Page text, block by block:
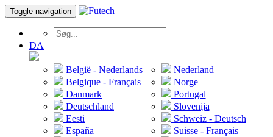
Toggle navigation
DA
België - Nederlands
Belgique - Français
Danmark
Deutschland
Eesti
España
Nederland
Norge
Portugal
Slovenija
Schweiz - Deutsch
Suisse - Français